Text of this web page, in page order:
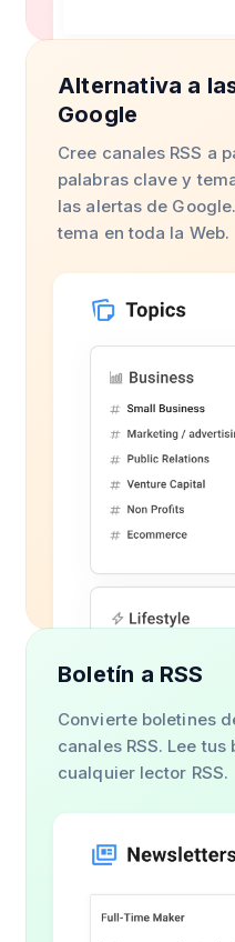
Alternativa a
Google
Cree canales RSS a
palabras clave y
las alertas de
tema en toda la Web.
Boletín a RSS
Convierte boletines
canales RSS. Lee
cualquier lector RSS.